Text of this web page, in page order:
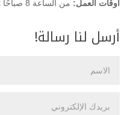
أوقات العمل: من الساعة 8 صباحًا >> الساعة 11 ليلًا
أرسل لنا رسالة!